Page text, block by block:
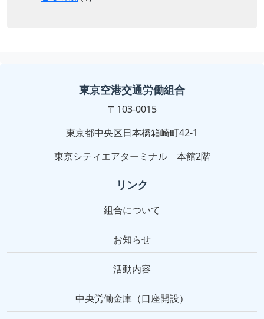
東京空港交通労働組合
〒103-0015
東京都中央区日本橋箱崎町42-1
東京シティエアターミナル 本館2階
リンク
組合について
お知らせ
活動内容
中央労働金庫（口座開設）